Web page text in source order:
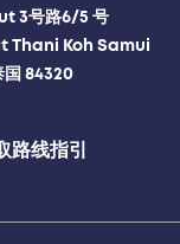
3号路6/5 号
Thani Koh Samui
国 84320
路线指引